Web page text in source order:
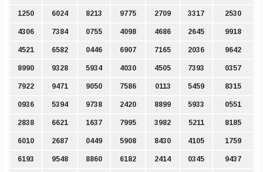
1250 6024 8213 9775 2709 3317 2530
4306 7384 0755 4098 4686 2645 9918
4521 6582 0446 6907 7165 2036 9642
8990 9328 5934 4030 4505 7393 0357
7922 9471 9050 7586 0113 5459 8315
0936 5394 9738 2420 8899 5933 0551
2838 6621 1637 7995 3982 5211 8185
6010 2687 0449 5908 8430 4105 1759
6193 9548 8860 6182 2414 0345 9437